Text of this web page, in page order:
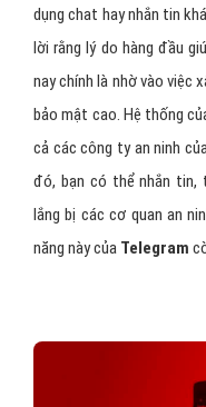
dụng chat hay nhắn tin
lời rằng lý do hàng đầu
nay chính là nhờ vào việc
bảo mật cao. Hệ thống
cả các công ty an ninh
đó, bạn có thể nhắn tin,
lắng bị các cơ quan an
năng này của Telegram